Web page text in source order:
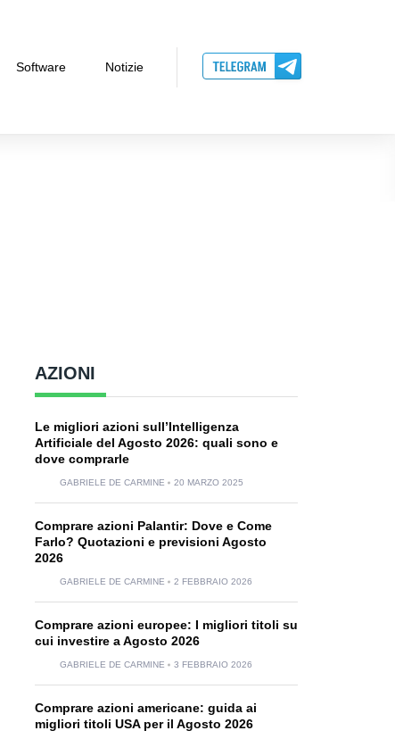
Software Notizie
AZIONI
Le migliori azioni sull’Intelligenza
Artificiale del Agosto 2026: quali sono e
dove comprarle
GABRIELE DE CARMINE 20 MARZO 2025
Comprare azioni Palantir: Dove e Come
Farlo? Quotazioni e previsioni Agosto
2026
GABRIELE DE CARMINE 2 FEBBRAIO 2026
Comprare azioni europee: I migliori titoli su
cui investire a Agosto 2026
GABRIELE DE CARMINE 3 FEBBRAIO 2026
Comprare azioni americane: guida ai
migliori titoli USA per il Agosto 2026